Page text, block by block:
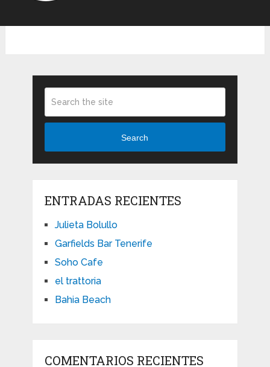
Search
ENTRADAS RECIENTES
Julieta Bolullo
Garfields Bar Tenerife
Soho Cafe
el trattoria
Bahia Beach
COMENTARIOS RECIENTES